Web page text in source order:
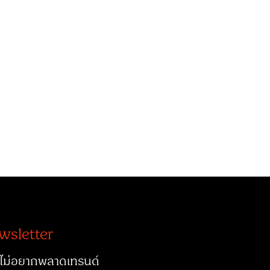
ม่อยากพลาดเทรนด์